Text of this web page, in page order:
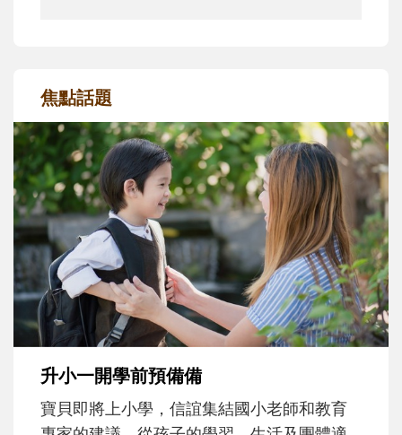
焦點話題
和孩子一起長大的那個男人│讀懂父親的
不同模樣
沒有人天生就擅長當爸爸！男人總是在一次
次「前所未有」的體驗中，跟著孩子一起長
大。從給予安全感的肢體遊戲，到獨立自
主、角色認同及解決問題的能力養成。爸爸
正嘗試用不同的模樣，參與孩子每個重要的